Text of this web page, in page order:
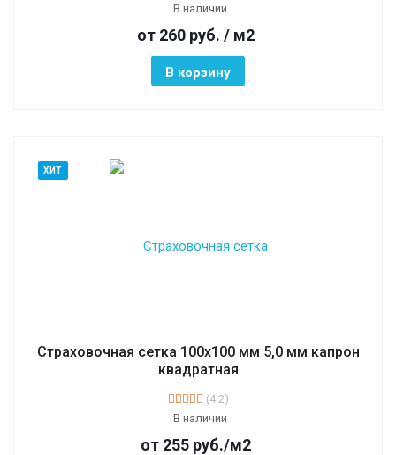
В наличии
от 260 руб. / м2
В корзину
ХИТ
Страховочная сетка 100х100 мм 5,0 мм капрон
квадратная
(4.2)
В наличии
от 255 руб./м2